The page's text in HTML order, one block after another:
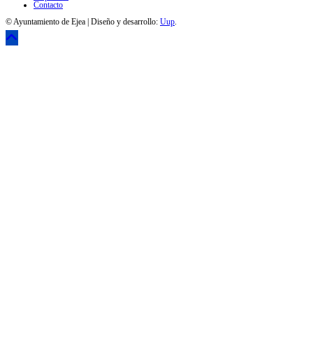
Contacto
© Ayuntamiento de Ejea | Diseño y desarrollo: Uup.